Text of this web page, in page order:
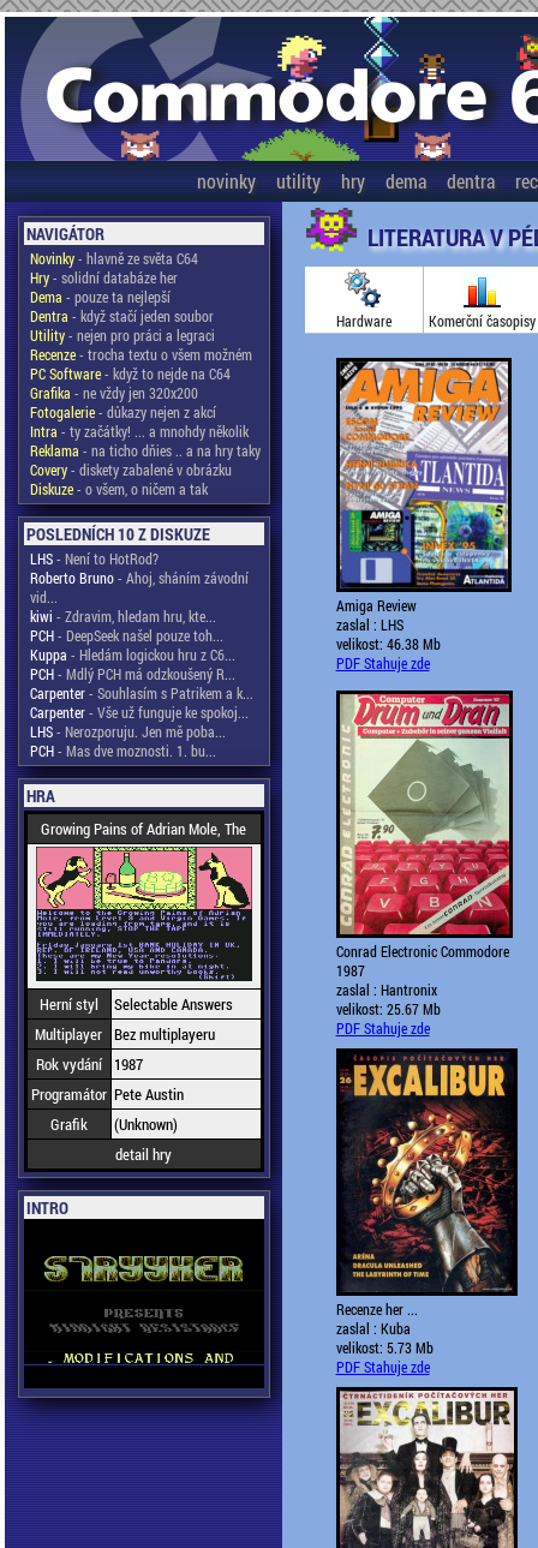
novinky utility hry dema dentra
NAVIGÁTOR
Novinky- hlavně ze světa C64
Hry- solidní databáze her
Dema - pouze ta nejlepší
Dentra - když stačí jeden soubor
Utility- nejen pro práci a legraci
Recenze- trocha textu o všem možném
PC Software- když to nejde na C64
Grafika - ne vždy jen 320x200
Fotogalerie- důkazy nejen z akcí
Intra - ty začátky! ... a mnohdy několik
Reklama - na ticho dňies .. a na hry taky
Covery- diskety zabalené v obrázku
Diskuze- o všem, o ničem a tak
POSLEDNÍCH 10 Z DISKUZE
LHS- Není to HotRod?
Roberto Bruno- Ahoj, sháním závodní
vid...
kiwi - Zdravim, hledam hru, kte...
PCH- DeepSeek našel pouze toh...
Kuppa - Hledám logickou hru z C6...
PCH- Mdlý PCH má odzkoušený R...
Carpenter- Souhlasím s Patrikem a k...
Carpenter- Vše už funguje ke spokoj...
LHS- Nerozporuju. Jen mě poba...
PCH- Mas dve moznosti. 1. bu...
HRA
Growing Pains of Adrian Mole, The
Herní styl
Selectable Answers
Multiplayer Bez multiplayeru
Rok vydání
1987
Programátor Pete Austin
Grafik
(Unknown)
detail hry
INTRO
LITERATURA V
Hardware Komerční časopisy
Amiga Review
zaslal : LHS
velikost: 46.38 Mb
PDF Stahuje zde
Conrad Electronic Commodore
1987
zaslal : Hantronix
velikost: 25.67 Mb
PDF Stahuje zde
Recenze her ...
zaslal : Kuba
velikost: 5.73 Mb
PDF Stahuje zde